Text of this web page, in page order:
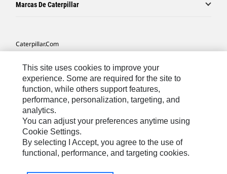
Marcas De Caterpillar
Caterpillar.com
Mis Preferencias De Marketing
Mapa Del Sitio
Cookie Settings
Aviso Legal
Privacidad
This site uses cookies to improve your
experience. Some are required for the site to
function, while others support features,
performance, personalization, targeting, and
analytics.
You can adjust your preferences anytime using
Cookie Settings.
By selecting I Accept, you agree to the use of
functional, performance, and targeting cookies.